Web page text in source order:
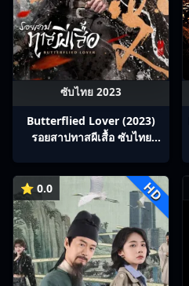
ซับไทย 2023
Butterflied Lover (2023)
รอยสาปทาสผีเสื้อ ซับไทย
⭐ 0.0 HD